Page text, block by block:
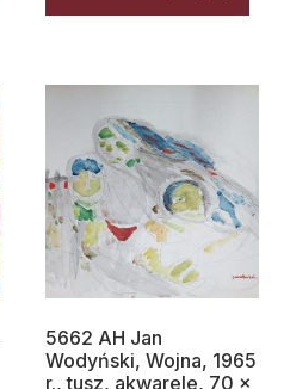
5662 AH Jan
Wodyński, Wojna, 1965
r., tusz, akwarele, 70 x